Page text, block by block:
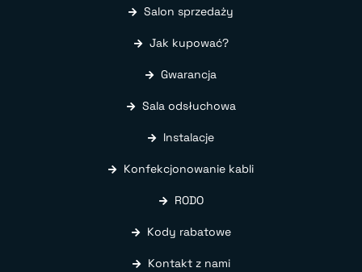
Salon sprzedaży
Jak kupować?
Gwarancja
Sala odsłuchowa
Instalacje
Konfekcjonowanie kabli
RODO
Kody rabatowe
Kontakt z nami